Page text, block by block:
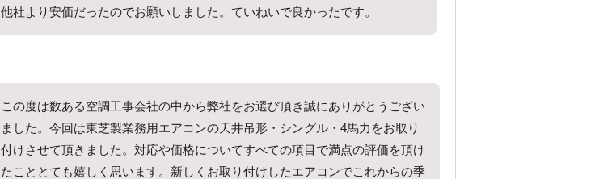
他社より安価だったのでお願いしました。ていねいで良かったです。
この度は数ある空調工事会社の中から弊社をお選び頂き誠にありがとうござい
ました。今回は東芝製業務用エアコンの天井吊形・シングル・4馬力をお取り
付けさせて頂きました。対応や価格についてすべての項目で満点の評価を頂け
たこととても嬉しく思います。新しくお取り付けしたエアコンでこれからの季